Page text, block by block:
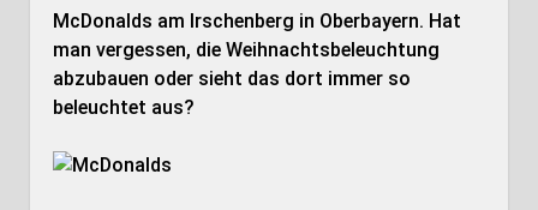
McDonalds am Irschenberg in Oberbayern. Hat
man vergessen, die Weihnachtsbeleuchtung
abzubauen oder sieht das dort immer so
beleuchtet aus?